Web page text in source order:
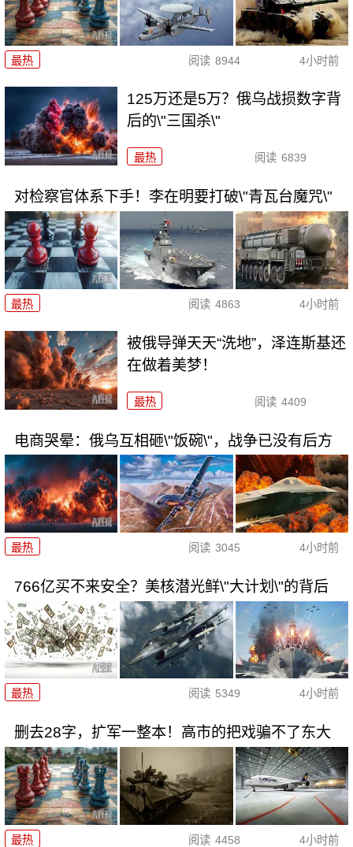
最热 阅读 8944 4小时前
125万还是5万？俄乌战损数字背
后的\"三国杀\"
最热 阅读 6839
对检察官体系下手！李在明要打破\"青瓦台魔咒\"
最热 阅读 4863 4小时前
被俄导弹天天“洗地”，泽连斯基还
在做着美梦！
最热 阅读 4409
电商哭晕：俄乌互相砸\"饭碗\"，战争已没有后方
最热 阅读 3045 4小时前
766亿买不来安全？美核潜光鲜\"大计划\"的背后
最热 阅读 5349 4小时前
删去28字，扩军一整本！高市的把戏骗不了东大
最热 阅读 4458 4小时前